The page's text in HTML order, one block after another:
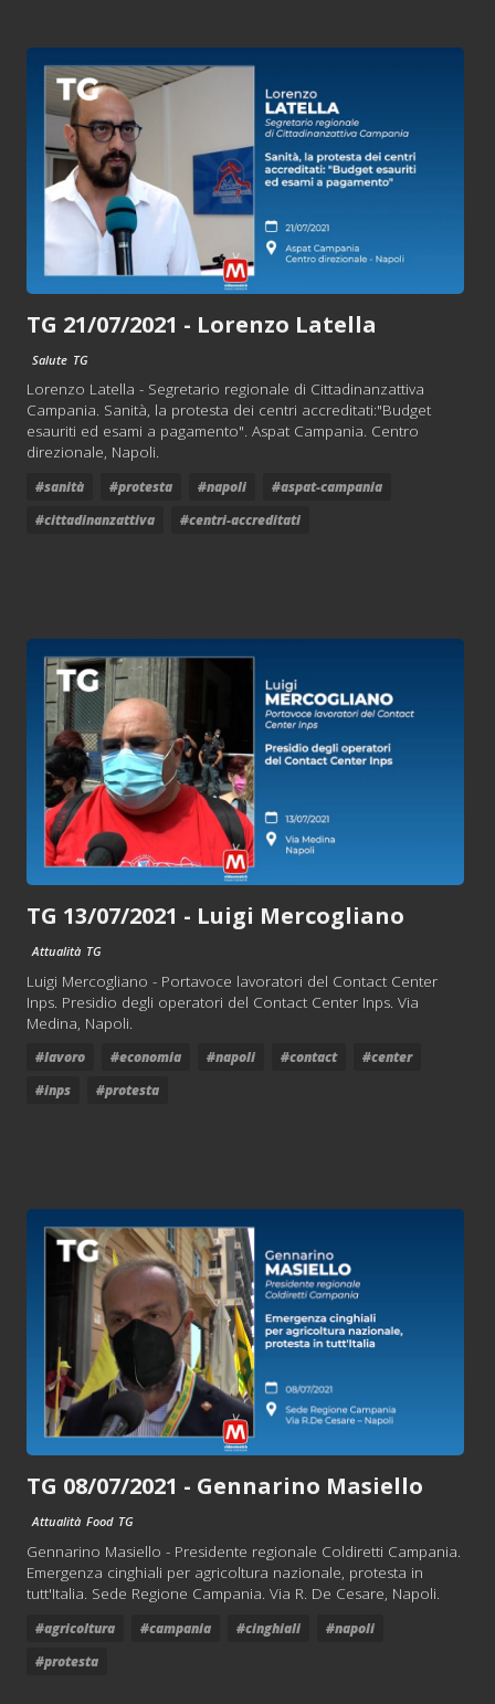
TG 21/07/2021 - Lorenzo Latella
Salute TG
Lorenzo Latella - Segretario regionale di Cittadinanzattiva
Campania. Sanità, la protesta dei centri accreditati:"Budget
esauriti ed esami a pagamento". Aspat Campania. Centro
direzionale, Napoli.
#sanità #protesta #napoli
#aspat-campania
#cittadinanzattiva
#centri-accreditati
TG 13/07/2021 - Luigi Mercogliano
Attualità TG
Luigi Mercogliano - Portavoce lavoratori del Contact Center
Inps. Presidio degli operatori del Contact Center Inps. Via
Medina, Napoli.
#lavoro #economia #napoli #contact
#center
#inps
#protesta
TG 08/07/2021 - Gennarino Masiello
Attualità Food TG
Gennarino Masiello - Presidente regionale Coldiretti Campania.
Emergenza cinghiali per agricoltura nazionale, protesta in
tutt'Italia. Sede Regione Campania. Via R. De Cesare, Napoli.
#agricoltura #campania #cinghiali
#napoli
#protesta